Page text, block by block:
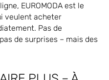
EUROMODA est le
veulent acheter
Pas de
de surprises – mais des